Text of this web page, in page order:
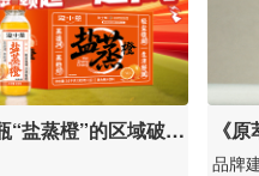
“盐蒸橙”的区域破圈
《
品牌